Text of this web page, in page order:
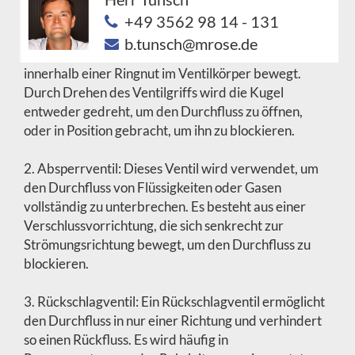
1. Kugelventil: Ein Kugelventil besteht aus einer
kugelförmigen Verschlussvorrichtung, die sich
innerhalb einer Ringnut im Ventilkörper bewegt.
Durch Drehen des Ventilgriffs wird die Kugel
entweder gedreht, um den Durchfluss zu öffnen,
oder in Position gebracht, um ihn zu blockieren.
2. Absperrventil: Dieses Ventil wird verwendet, um
den Durchfluss von Flüssigkeiten oder Gasen
vollständig zu unterbrechen. Es besteht aus einer
Verschlussvorrichtung, die sich senkrecht zur
Strömungsrichtung bewegt, um den Durchfluss zu
blockieren.
3. Rückschlagventil: Ein Rückschlagventil ermöglicht
den Durchfluss in nur einer Richtung und verhindert
so einen Rückfluss. Es wird häufig in
+49 3562 98 14 - 131
b.tunsch@mrose.de